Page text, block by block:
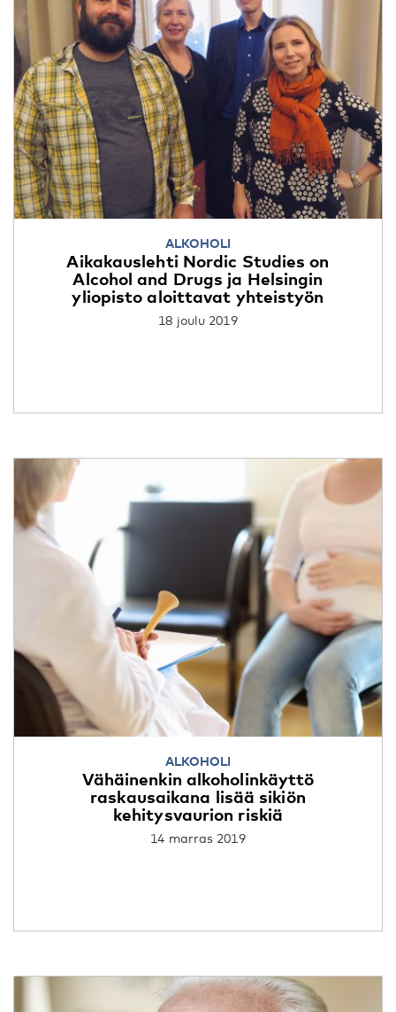
ALKOHOLI
Aikakauslehti Nordic Studies on
Alcohol and Drugs ja Helsingin
yliopisto aloittavat yhteistyön
18 joulu 2019
ALKOHOLI
Vähäinenkin alkoholinkäyttö
raskausaikana lisää sikiön
kehitysvaurion riskiä
14 marras 2019